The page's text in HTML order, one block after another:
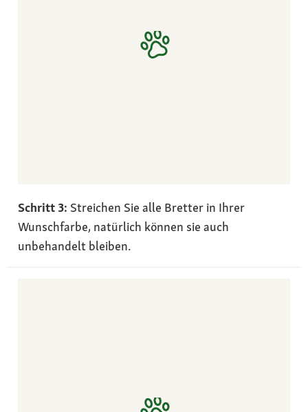
Schritt 3: Streichen Sie alle Bretter in Ihrer
Wunschfarbe, natürlich können sie auch
unbehandelt bleiben.